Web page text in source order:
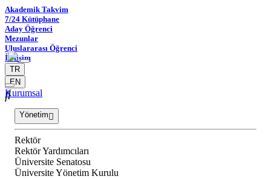
Akademik Takvim
7/24 Kütüphane
Aday Öğrenci
Mezunlar
Uluslararası Öğrenci
İletişim
TR
EN
Kurumsal
Yönetim
Rektör
Rektör Yardımcıları
Üniversite Senatosu
Üniversite Yönetim Kurulu